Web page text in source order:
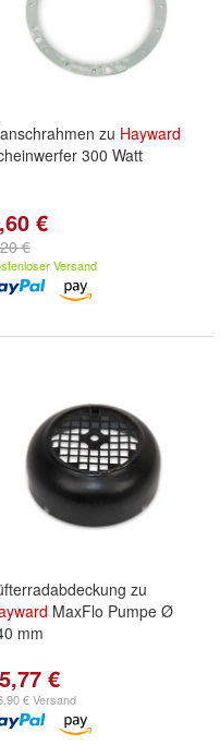
zu Hayward
300 Watt
€
€
Versand
zu
MaxFlo Pumpe Ø
mm
€
€ Versand